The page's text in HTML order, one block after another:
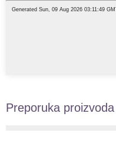
Preporuka proizvoda